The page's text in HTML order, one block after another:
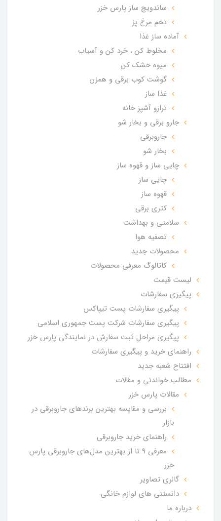
ساندویچ ساز پارس خزر
تخم مرغ پز
آماده ساز غذا
مخلوط کن ، خرد کن و آسیاب
میوه خشک کن
گوشت کوب برقی و همزن
غذا ساز
ترازو آشپز خانه
جارو برقی و بخار شو
جاروبرقی
بخار شو
چایی ساز و قهوه ساز
چایی ساز
قهوه ساز
کتری برقی
سلامتی و بهداشت
تصفیه هوا
محصولات جدید
کاتالوگ معرفی محصولات
لیست قیمت
پیگیری سفارشات
پیگیری سفارشات پست تیپاکس
پیگیری سفارشات شرکت پست جمهوری اسلامی
پیگیری مراحل ثبت سفارش در نمایندگی پارس خزر
راهنمای خرید و پیگیری سفارشات
افتتاح شعبه جدید
مطالب خواندنی و مقالات
مقالات پارس خزر
بررسی و مقایسه بهترین برندهای جاروبرقی در
بازار
راهنمای خرید جاروبرقی
معرفی 9 تا از بهترین مدل‌های جاروبرقی پارس
خزر
گالری تصاویر
دانستنی های لوازم خانگی
درباره ما